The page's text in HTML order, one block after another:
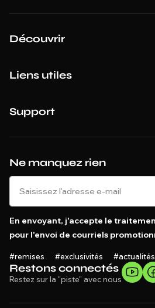
Restons connectés
Restez sur la "piste" avec nous
Ne manquez rien
En envoyant, j'accepte le
pour l'envoi de courriels
#remises #exclusivités #actualités
Découvrir
Liens utiles
Support